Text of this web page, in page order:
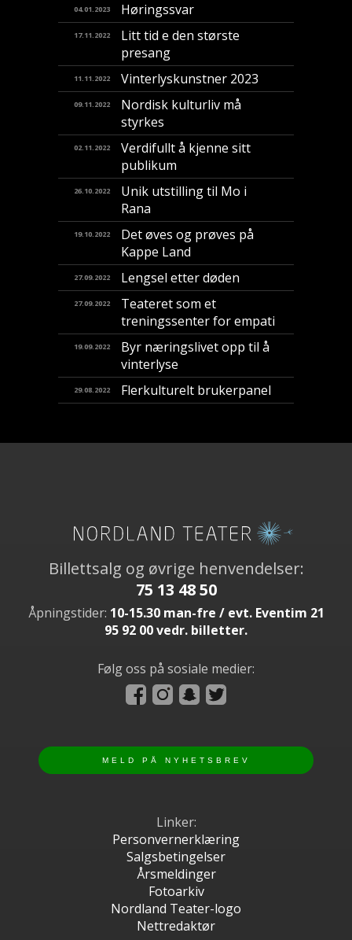
04.01.2023 Høringssvar
17.11.2022
Litt tid e den største
presang
11.11.2022 Vinterlyskunstner 2023
09.11.2022
Nordisk kulturliv må
styrkes
02.11.2022
Verdifullt å kjenne sitt
publikum
26.10.2022
Unik utstilling til Mo i
Rana
19.10.2022
Det øves og prøves på
Kappe Land
27.09.2022 Lengsel etter døden
27.09.2022
Teateret som et
treningssenter for empati
19.09.2022
Byr næringslivet opp til å
vinterlyse
29.08.2022 Flerkulturelt brukerpanel
Billettsalg og øvrige henvendelser:
75 13 48 50
Åpningstider: 10-15.30 man-fre / evt. Eventim 21
95 92 00 vedr. billetter.
Følg oss på sosiale medier:
Linker:
Personvernerklæring
Salgsbetingelser
Årsmeldinger
Fotoarkiv
Nordland Teater-logo
Nettredaktør